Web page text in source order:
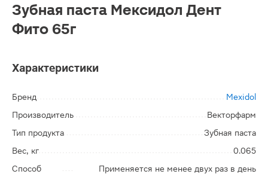
Зубная паста Мексидол Дент
Фито 65г
Характеристики
Бренд
Mexidol
Производитель
Векторфарм
Тип продукта
Зубная паста
Вес, кг
0.065
Способ
Применяется не менее двух раз в день